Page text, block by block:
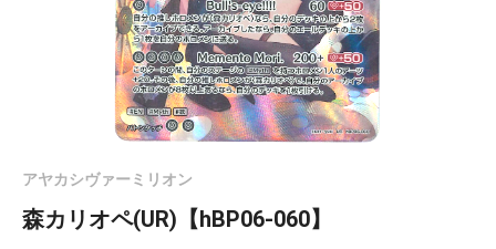
アヤカシヴァーミリオン
森カリオペ(UR)【hBP06-060】